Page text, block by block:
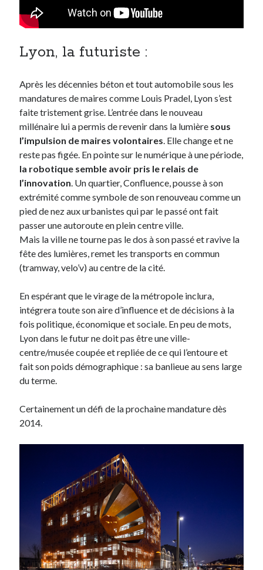
Lyon, la futuriste :
Après les décennies béton et tout automobile sous les
mandatures de maires comme Louis Pradel, Lyon s’est
faite tristement grise. L’entrée dans le nouveau
millénaire lui a permis de revenir dans la lumière sous
l’impulsion de maires volontaires. Elle change et ne
reste pas figée. En pointe sur le numérique à une période,
la robotique semble avoir pris le relais de
l’innovation. Un quartier, Confluence, pousse à son
extrémité comme symbole de son renouveau comme un
pied de nez aux urbanistes qui par le passé ont fait
passer une autoroute en plein centre ville.
Mais la ville ne tourne pas le dos à son passé et ravive la
fête des lumières, remet les transports en commun
(tramway, velo’v) au centre de la cité.
En espérant que le virage de la métropole inclura,
intégrera toute son aire d’influence et de décisions à la
fois politique, économique et sociale. En peu de mots,
Lyon dans le futur ne doit pas être une ville-
centre/musée coupée et repliée de ce qui l’entoure et
fait son poids démographique : sa banlieue au sens large
du terme.
Certainement un défi de la prochaine mandature dès
2014.